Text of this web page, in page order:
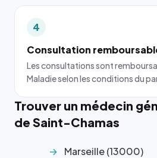
4
Consultation
Les consultations sont
Maladie selon les conditions du
Trouver un médecin
de Saint-Chamas
Marseille (13000)